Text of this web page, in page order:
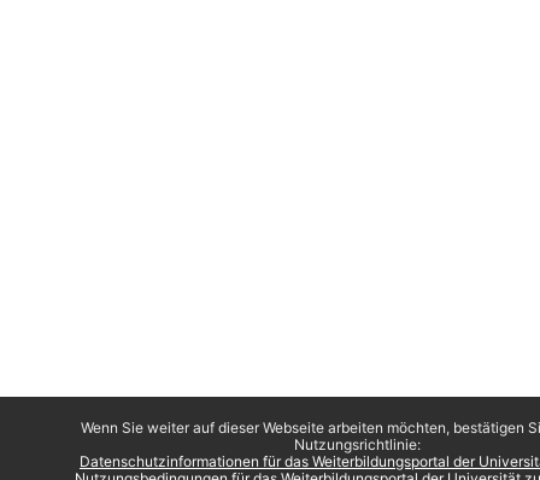
Wenn Sie weiter auf dieser Webseite arbeiten möchten, bestätigen
Nutzungsrichtlinie:
Datenschutzinformationen für das Weiterbildungsportal der